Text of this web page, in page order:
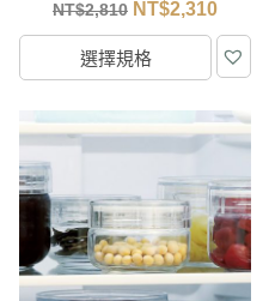
NT$2,810 NT$2,310
選擇規格